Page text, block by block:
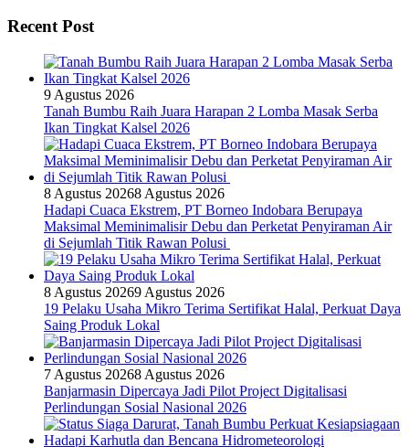
Recent Post
9 Agustus 2026
Tanah Bumbu Raih Juara Harapan 2 Lomba Masak Serba
Ikan Tingkat Kalsel 2026
8 Agustus 20268 Agustus 2026
Hadapi Cuaca Ekstrem, PT Borneo Indobara Berupaya
Maksimal Meminimalisir Debu dan Perketat Penyiraman Air
di Sejumlah Titik Rawan Polusi
8 Agustus 20269 Agustus 2026
19 Pelaku Usaha Mikro Terima Sertifikat Halal, Perkuat Daya
Saing Produk Lokal
7 Agustus 20268 Agustus 2026
Banjarmasin Dipercaya Jadi Pilot Project Digitalisasi
Perlindungan Sosial Nasional 2026